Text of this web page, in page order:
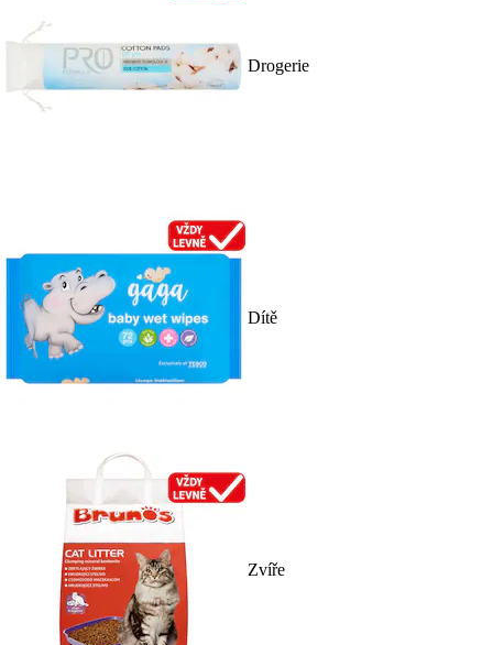
Drogerie
Dítě
Zvíře